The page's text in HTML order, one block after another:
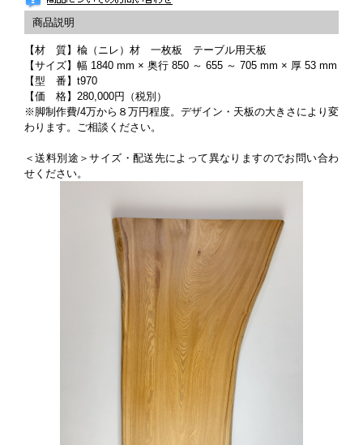
【材 質】楡（ニレ）材 一枚板 テーブル用天板
【サイズ】幅 1840 mm × 奥行 850 ～ 655 ～ 705 mm × 厚 53 mm
【型 番】t970
【価 格】280,000円（税別）
※脚制作費/4万から８万円程度。デザイン・天板の大きさにより変
わります。ご相談ください。
＜送料別途＞サイズ・配送先によって異なりますのでお問い合わ
せください。